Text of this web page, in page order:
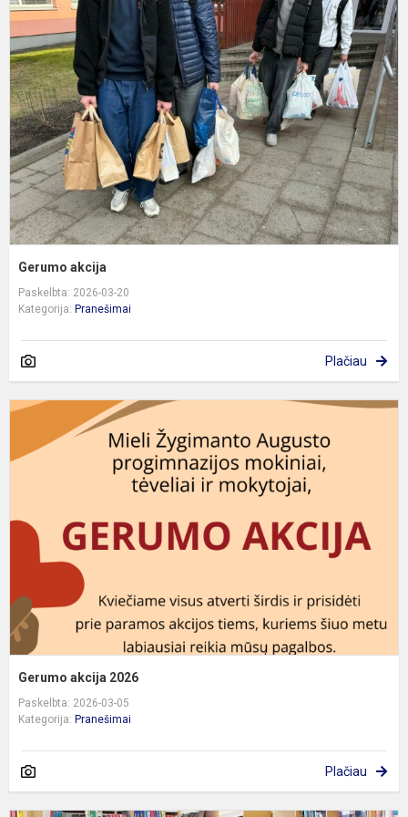
Gerumo akcija
Paskelbta: 2026-03-20
Kategorija: Pranešimai
Plačiau
Gerumo akcija 2026
Paskelbta: 2026-03-05
Kategorija: Pranešimai
Plačiau